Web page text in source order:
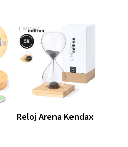
Reloj Arena Kendax